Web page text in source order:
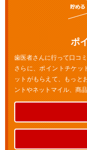
ポ
歯医者さんに行って口コ
さらに、ポイントチケッ
ットがもらえて、もっと
ントやネットマイル、商